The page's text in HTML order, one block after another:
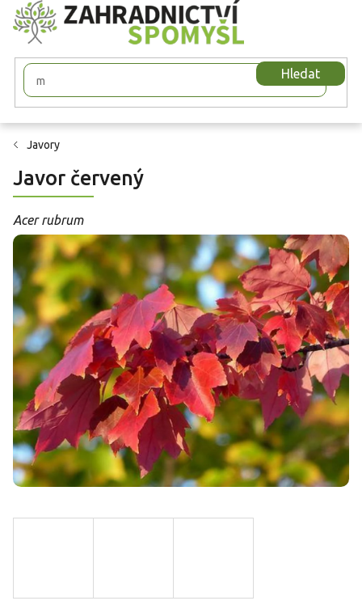
Přejít
na
obsah
Hledat
Javory
Javor červený
Acer rubrum